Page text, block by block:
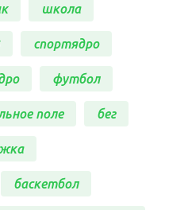
школа
спортядро
футбол
поле бег
баскетбол